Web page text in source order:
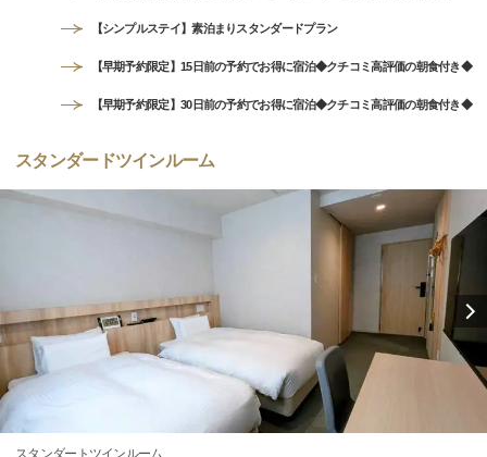
【シンプルステイ】素泊まりスタンダードプラン
【早期予約限定】15日前の予約でお得に宿泊◆クチコミ高評価の朝食付き◆
【早期予約限定】30日前の予約でお得に宿泊◆クチコミ高評価の朝食付き◆
スタンダードツインルーム